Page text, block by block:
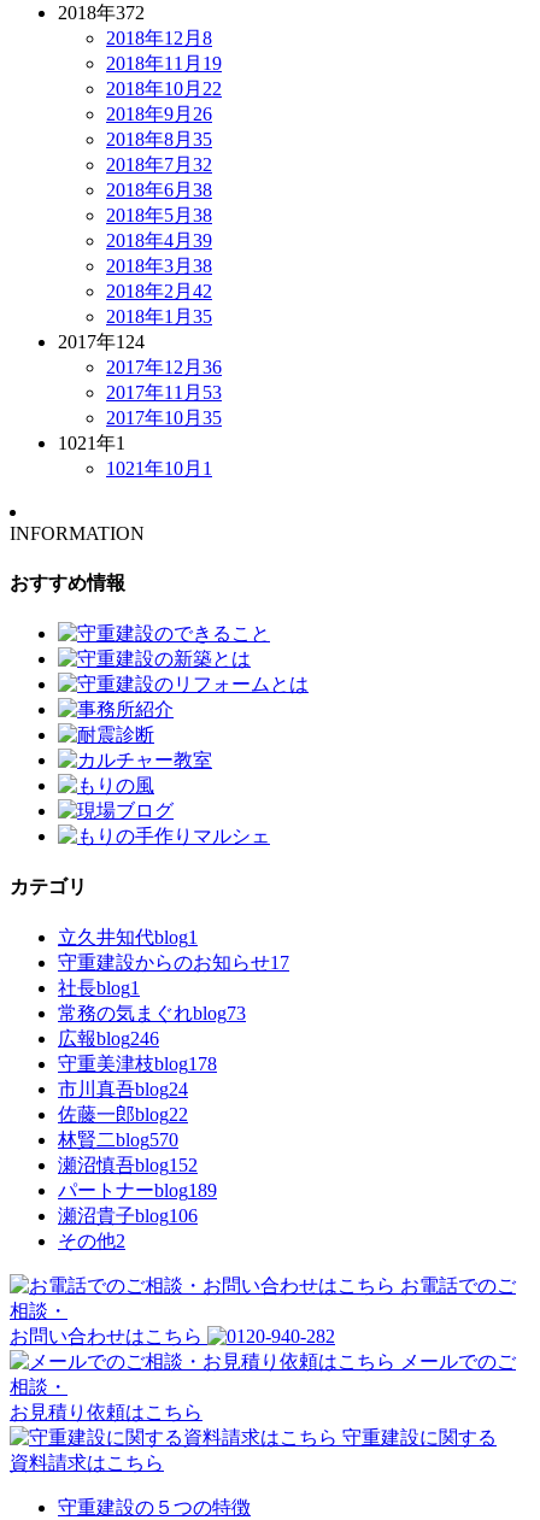
2018年372
2018年12月 8
2018年11月 19
2018年10月 22
2018年9月 26
2018年8月 35
2018年7月 32
2018年6月 38
2018年5月 38
2018年4月 39
2018年3月 38
2018年2月 42
2018年1月 35
2017年124
2017年12月 36
2017年11月 53
2017年10月 35
1021年1
1021年10月 1
INFORMATION
おすすめ情報
カテゴリ
立久井知代blog1
守重建設からのお知らせ17
社長blog1
常務の気まぐれblog73
広報blog246
守重美津枝blog178
市川真吾blog24
佐藤一郎blog22
林賢二blog570
瀬沼慎吾blog152
パートナーblog189
瀬沼貴子blog106
その他2
お電話でのご
相談・
お問い合わせはこちら
メールでのご
相談・
お見積り依頼はこちら
守重建設に関する
資料請求はこちら
守重建設の５つの特徴